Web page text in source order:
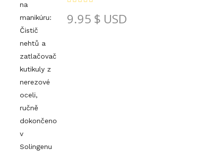
9.95 $ USD